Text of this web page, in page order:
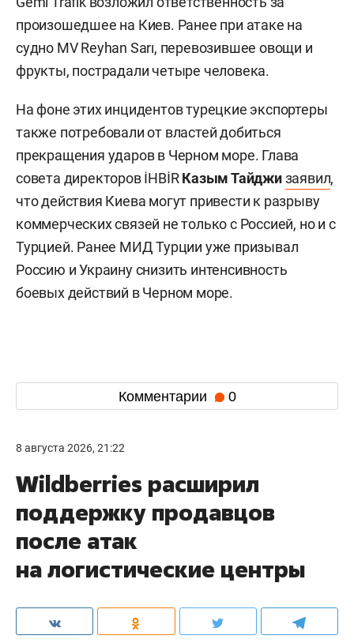
произошедшее на Киев. Ранее при атаке на
судно MV Reyhan Sarı, перевозившее овощи и
фрукты, пострадали четыре человека.
На фоне этих инцидентов турецкие экспортеры
также потребовали от властей добиться
прекращения ударов в Черном море. Глава
совета директоров İHBİRКазым Тайджизаявил,
что действия Киева могут привести к разрыву
коммерческих связей не только с Россией, но и с
Турцией. Ранее МИД Турции уже призывал
Россию и Украину снизить интенсивность
боевых действий в Черном море.
Комментарии 0
8 августа 2026, 21:22
Wildberries расширил
поддержку продавцов
после атак
на логистические центры